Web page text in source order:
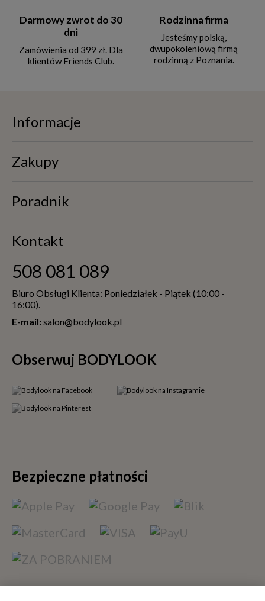
Darmowy zwrot do 30
dni
Zamówienia od 399 zł. Dla
klientów Friends Club.
Rodzinna firma
Jesteśmy polską,
dwupokoleniową firmą
rodzinną z Poznania.
Informacje
Zakupy
Poradnik
Kontakt
508 081 089
Biuro Obsługi Klienta: Poniedziałek - Piątek (10:00 -
16:00).
E-mail: salon@bodylook.pl
Obserwuj BODYLOOK
Bezpieczne płatności